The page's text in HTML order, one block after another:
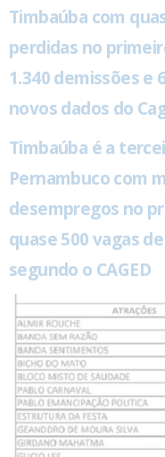
Timbaúba com
perdidas no
1.340 demissões e
novos dados do
Timbaúba é a
Pernambuco com
desempregos no
quase 500 vagas
segundo o CAGED